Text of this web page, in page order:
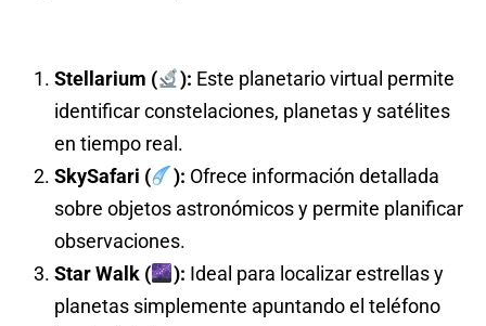
Stellarium ( ): Este planetario virtual permite
identificar constelaciones, planetas y satélites
en tiempo real.
SkySafari (
): Ofrece información detallada
sobre objetos astronómicos y permite planificar
observaciones.
Star Walk (
): Ideal para localizar estrellas y
planetas simplemente apuntando el teléfono